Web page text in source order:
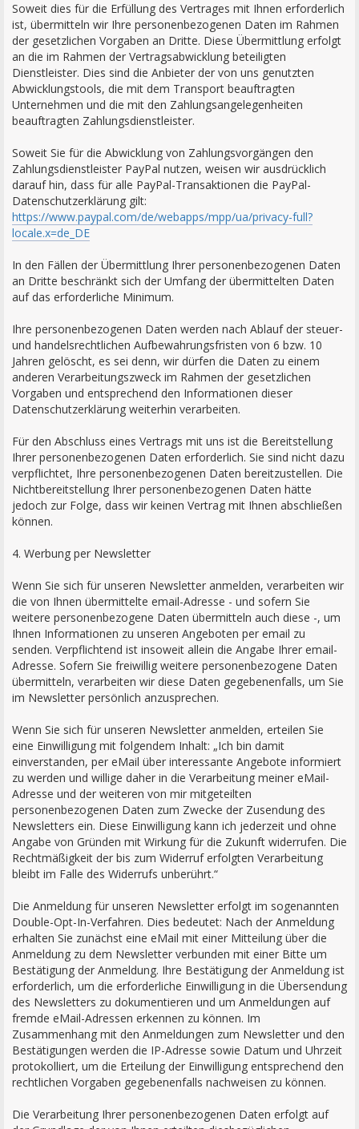
Soweit dies für die Erfüllung des Vertrages mit Ihnen erforderlich
ist, übermitteln wir Ihre personenbezogenen Daten im Rahmen
der gesetzlichen Vorgaben an Dritte. Diese Übermittlung erfolgt
an die im Rahmen der Vertragsabwicklung beteiligten
Dienstleister. Dies sind die Anbieter der von uns genutzten
Abwicklungstools, die mit dem Transport beauftragten
Unternehmen und die mit den Zahlungsangelegenheiten
beauftragten Zahlungsdienstleister.
Soweit Sie für die Abwicklung von Zahlungsvorgängen den
Zahlungsdienstleister PayPal nutzen, weisen wir ausdrücklich
darauf hin, dass für alle PayPal-Transaktionen die PayPal-
Datenschutzerklärung gilt:
https://www.paypal.com/de/webapps/mpp/ua/privacy-full?
locale.x=de_DE
In den Fällen der Übermittlung Ihrer personenbezogenen Daten
an Dritte beschränkt sich der Umfang der übermittelten Daten
auf das erforderliche Minimum.
Ihre personenbezogenen Daten werden nach Ablauf der steuer-
und handelsrechtlichen Aufbewahrungsfristen von 6 bzw. 10
Jahren gelöscht, es sei denn, wir dürfen die Daten zu einem
anderen Verarbeitungszweck im Rahmen der gesetzlichen
Vorgaben und entsprechend den Informationen dieser
Datenschutzerklärung weiterhin verarbeiten.
Für den Abschluss eines Vertrags mit uns ist die Bereitstellung
Ihrer personenbezogenen Daten erforderlich. Sie sind nicht dazu
verpflichtet, Ihre personenbezogenen Daten bereitzustellen. Die
Nichtbereitstellung Ihrer personenbezogenen Daten hätte
jedoch zur Folge, dass wir keinen Vertrag mit Ihnen abschließen
können.
4. Werbung per Newsletter
Wenn Sie sich für unseren Newsletter anmelden, verarbeiten wir
die von Ihnen übermittelte email-Adresse - und sofern Sie
weitere personenbezogene Daten übermitteln auch diese -, um
Ihnen Informationen zu unseren Angeboten per email zu
senden. Verpflichtend ist insoweit allein die Angabe Ihrer email-
Adresse. Sofern Sie freiwillig weitere personenbezogene Daten
übermitteln, verarbeiten wir diese Daten gegebenenfalls, um Sie
im Newsletter persönlich anzusprechen.
Wenn Sie sich für unseren Newsletter anmelden, erteilen Sie
eine Einwilligung mit folgendem Inhalt: „Ich bin damit
einverstanden, per eMail über interessante Angebote informiert
zu werden und willige daher in die Verarbeitung meiner eMail-
Adresse und der weiteren von mir mitgeteilten
personenbezogenen Daten zum Zwecke der Zusendung des
Newsletters ein. Diese Einwilligung kann ich jederzeit und ohne
Angabe von Gründen mit Wirkung für die Zukunft widerrufen. Die
Rechtmäßigkeit der bis zum Widerruf erfolgten Verarbeitung
bleibt im Falle des Widerrufs unberührt.“
Die Anmeldung für unseren Newsletter erfolgt im sogenannten
Double-Opt-In-Verfahren. Dies bedeutet: Nach der Anmeldung
erhalten Sie zunächst eine eMail mit einer Mitteilung über die
Anmeldung zu dem Newsletter verbunden mit einer Bitte um
Bestätigung der Anmeldung. Ihre Bestätigung der Anmeldung ist
erforderlich, um die erforderliche Einwilligung in die Übersendung
des Newsletters zu dokumentieren und um Anmeldungen auf
fremde eMail-Adressen erkennen zu können. Im
Zusammenhang mit den Anmeldungen zum Newsletter und den
Bestätigungen werden die IP-Adresse sowie Datum und Uhrzeit
protokolliert, um die Erteilung der Einwilligung entsprechend den
rechtlichen Vorgaben gegebenenfalls nachweisen zu können.
Die Verarbeitung Ihrer personenbezogenen Daten erfolgt auf